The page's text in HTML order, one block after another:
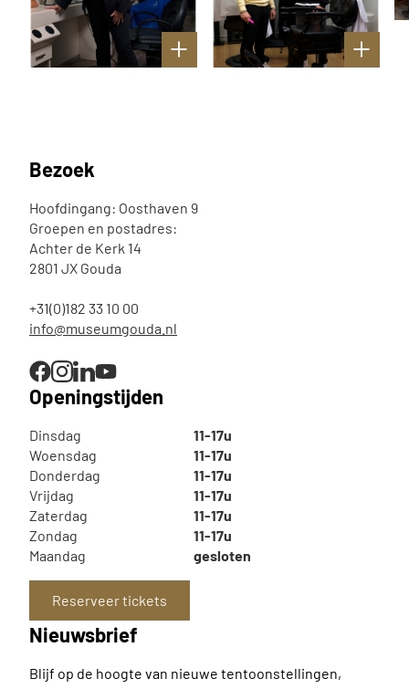
Bezoek
Hoofdingang: Oosthaven 9
Groepen en postadres:
Achter de Kerk 14
2801 JX Gouda
+31(0)182 33 10 00
info@museumgouda.nl
Openingstijden
Dinsdag
11-17u
Woensdag
11-17u
Donderdag
11-17u
Vrijdag
11-17u
Zaterdag
11-17u
Zondag
11-17u
Maandag
gesloten
Reserveer tickets
Nieuwsbrief
Blijf op de hoogte van nieuwe tentoonstellingen,